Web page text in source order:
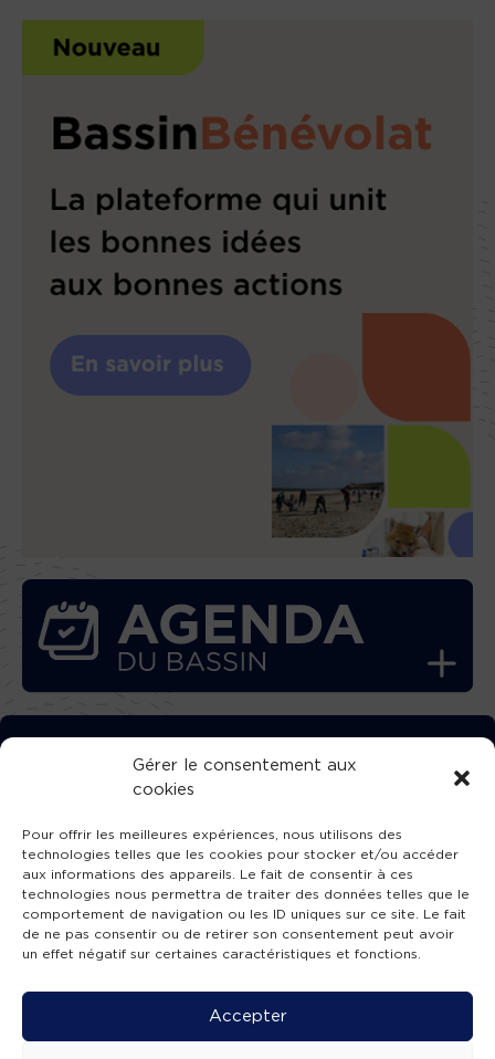
Gérer le consentement aux
cookies
Pour offrir les meilleures expériences, nous utilisons des
technologies telles que les cookies pour stocker et/ou accéder
aux informations des appareils. Le fait de consentir à ces
technologies nous permettra de traiter des données telles que le
comportement de navigation ou les ID uniques sur ce site. Le fait
de ne pas consentir ou de retirer son consentement peut avoir
un effet négatif sur certaines caractéristiques et fonctions.
Accepter
TÉLÉCHARGEZ GRATUITEMENT
L’APPLICATION TVBA !
SUIVEZ-NOUS !
Mentions légales -Accessibilité